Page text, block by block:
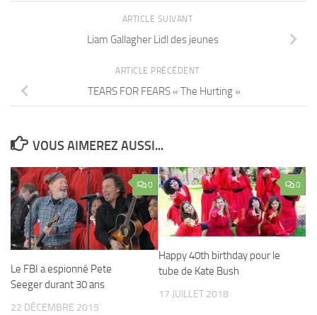
ARTICLE SUIVANT
Liam Gallagher Lidl des jeunes
ARTICLE PRÉCÉDENT
TEARS FOR FEARS « The Hurting »
VOUS AIMEREZ AUSSI...
0
Le FBI a espionné Pete
Seeger durant 30 ans
22 DÉCEMBRE 2015
0
Happy 40th birthday pour le
tube de Kate Bush
17 JUILLET 2018